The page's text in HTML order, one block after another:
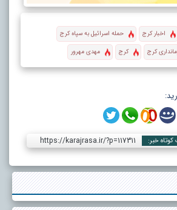
اخبار کرج
حمله اسرائیل به سپاه کرج
کرج کرج مهدی مهرور
کوتاه خبر: https://karajrasa.ir/?p=117311